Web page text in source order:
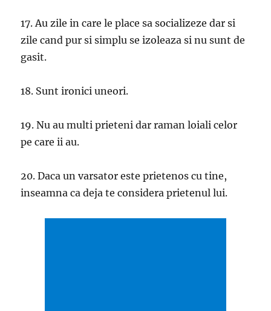
17. Au zile in care le place sa socializeze dar si
zile cand pur si simplu se izoleaza si nu sunt de
gasit.
18. Sunt ironici uneori.
19. Nu au multi prieteni dar raman loiali celor
pe care ii au.
20. Daca un varsator este prietenos cu tine,
inseamna ca deja te considera prietenul lui.